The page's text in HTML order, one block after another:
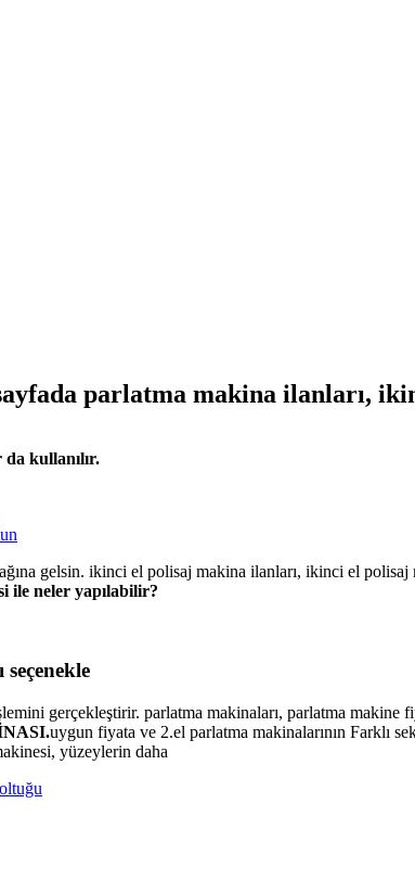
parlatma makina ilanları,
kullanılır.
gelsin. ikinci el polisaj makina ilanları, ikinci el
ile neler yapılabilir?
gerçekleştirir. parlatma makinaları, parlatma
uygun fiyata ve 2.el parlatma makinalarının Farklı
yüzeylerin daha